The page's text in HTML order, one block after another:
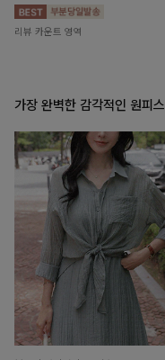
리뷰 카운트 영역
가장 완벽한 감각적인 원피스